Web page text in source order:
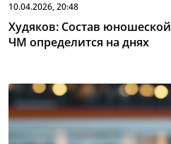
10.04.2026, 20:48
Худяков: Состав
ЧМ определится на днях